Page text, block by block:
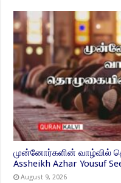
முன்னோர்களின் வாழ்வில்
Assheikh Azhar Yousuf
August 9, 2026